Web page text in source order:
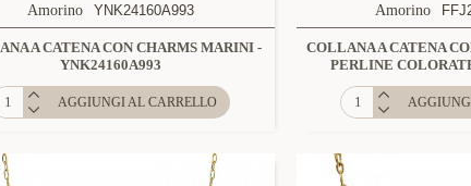
Amorino YNK24160A993
A CATENA CON CHARMS MARINI -
YNK24160A993
AGGIUNGI AL CARRELLO
Amorino
COLLANA A CATENA
PERLINE